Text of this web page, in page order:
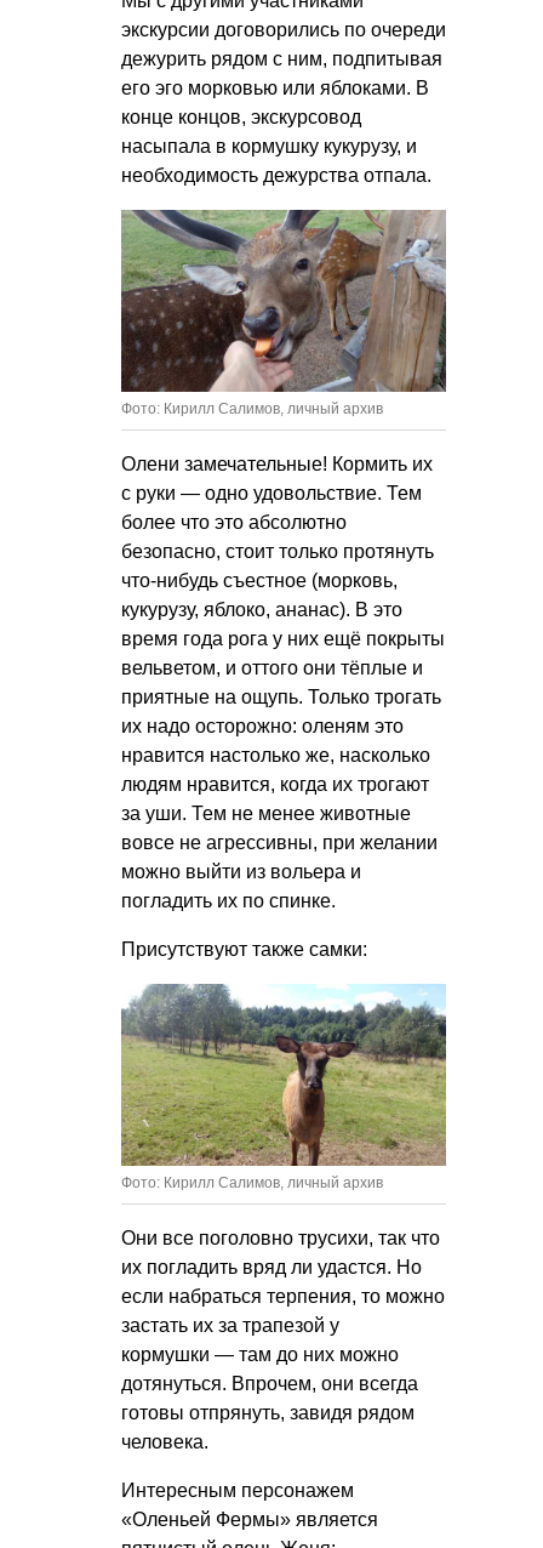
экскурсии договорились по очереди
дежурить рядом с ним, подпитывая
его эго морковью или яблоками. В
конце концов, экскурсовод
насыпала в кормушку кукурузу, и
необходимость дежурства отпала.
Фото: Кирилл Салимов, личный архив
Олени замечательные! Кормить их
с руки — одно удовольствие. Тем
более что это абсолютно
безопасно, стоит только протянуть
что-нибудь съестное (морковь,
кукурузу, яблоко, ананас). В это
время года рога у них ещё покрыты
вельветом, и оттого они тёплые и
приятные на ощупь. Только трогать
их надо осторожно: оленям это
нравится настолько же, насколько
людям нравится, когда их трогают
за уши. Тем не менее животные
вовсе не агрессивны, при желании
можно выйти из вольера и
погладить их по спинке.
Присутствуют также самки:
Фото: Кирилл Салимов, личный архив
Они все поголовно трусихи, так что
их погладить вряд ли удастся. Но
если набраться терпения, то можно
застать их за трапезой у
кормушки — там до них можно
дотянуться. Впрочем, они всегда
готовы отпрянуть, завидя рядом
человека.
Интересным персонажем
«Оленьей Фермы» является